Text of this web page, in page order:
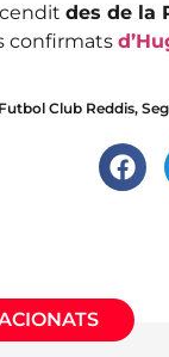
des de la
confirmats
Club Reddis,